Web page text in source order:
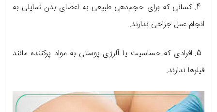
4. کسانی که برای حجم‌دهی طبیعی به اعضای بدن تمایلی به
انجام عمل جراحی ندارند.
5. افرادی که حساسیت یا آلرژی پوستی به مواد پرکننده مانند
فیلرها ندارند.